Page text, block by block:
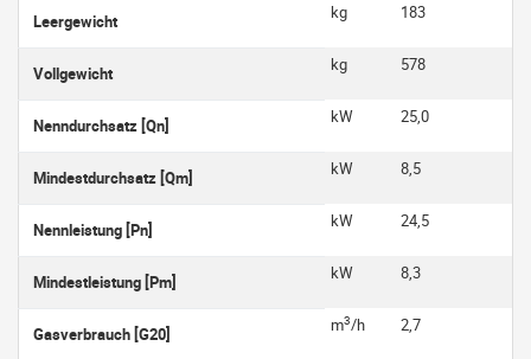
Leergewicht kg 183
Vollgewicht kg 578
Nenndurchsatz [Qn] kW 25,0
Mindestdurchsatz [Qm] kW 8,5
Nennleistung [Pn] kW 24,5
Mindestleistung [Pm] kW 8,3
Gasverbrauch [G20] m3/h 2,7